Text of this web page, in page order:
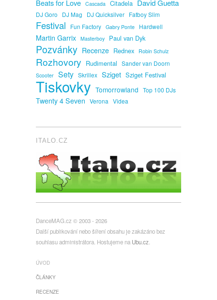
Beats for Love Cascada Citadela David Guetta
DJ Goro DJ Mag DJ Quicksilver Fatboy Slim
Festival Fun Factory Gabry Ponte Hardwell
Martin Garrix Masterboy Paul van Dyk
Pozvánky Recenze Rednex Robin Schulz
Rozhovory Rudimental Sander van Doorn
Scooter Sety Skrillex Sziget Sziget Festival
Tiskovky Tomorrowland Top 100 DJs
Twenty 4 Seven Verona Videa
ITALO.CZ
DanceMAG.cz © 2003 - 2026
Další publikování nebo šíření obsahu je zakázáno bez
souhlasu administrátora. Hostujeme na Ubu.cz.
ÚVOD
ČLÁNKY
RECENZE